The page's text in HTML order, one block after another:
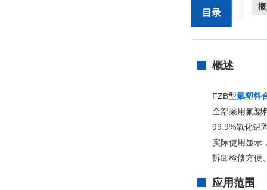
目录
概述
FZB型氟塑料
全部采用氟塑
99.9%氧化铝
实际使用显示
拆卸检修方便
应用范围